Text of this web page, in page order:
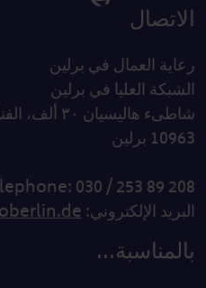
الاتصال
رعاية العمال في برلين
الشبكة العليا في برلين
شاطىء هاليسيان ٣٠ ألف، الفناء
10963 برلين
030 / 253 89 208
البريد الإلكتروني:
بالمناسبة...